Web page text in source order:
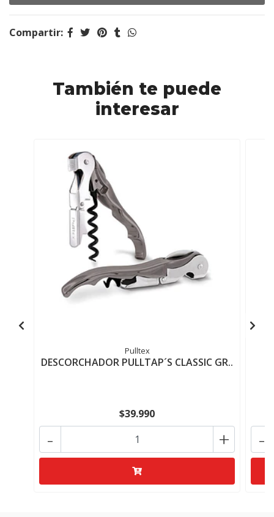
Compartir:
También te puede
interesar
Pulltex
DESCORCHADOR PULLTAP´S CLASSIC GR..
$39.990
+
- -